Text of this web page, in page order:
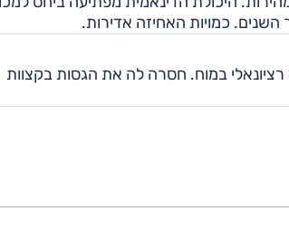
במוח. חסרה לה את הגסות בקצוות